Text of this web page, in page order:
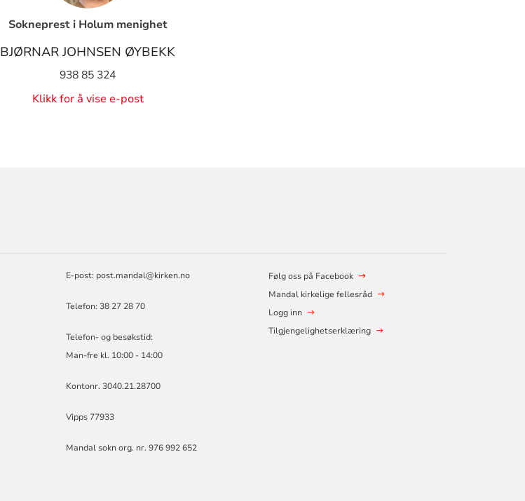
Sokneprest i Holum menighet
BJØRNAR JOHNSEN ØYBEKK
938 85 324
Klikk for å vise e-post
E-post: post.mandal@kirken.no
Telefon: 38 27 28 70
Telefon- og besøkstid:
Man-fre kl. 10:00 - 14:00
Kontonr. 3040.21.28700
Vipps 77933
Mandal sokn org. nr. 976 992 652
Følg oss på Facebook
Mandal kirkelige fellesråd
Logg inn
Tilgjengelighetserklæring